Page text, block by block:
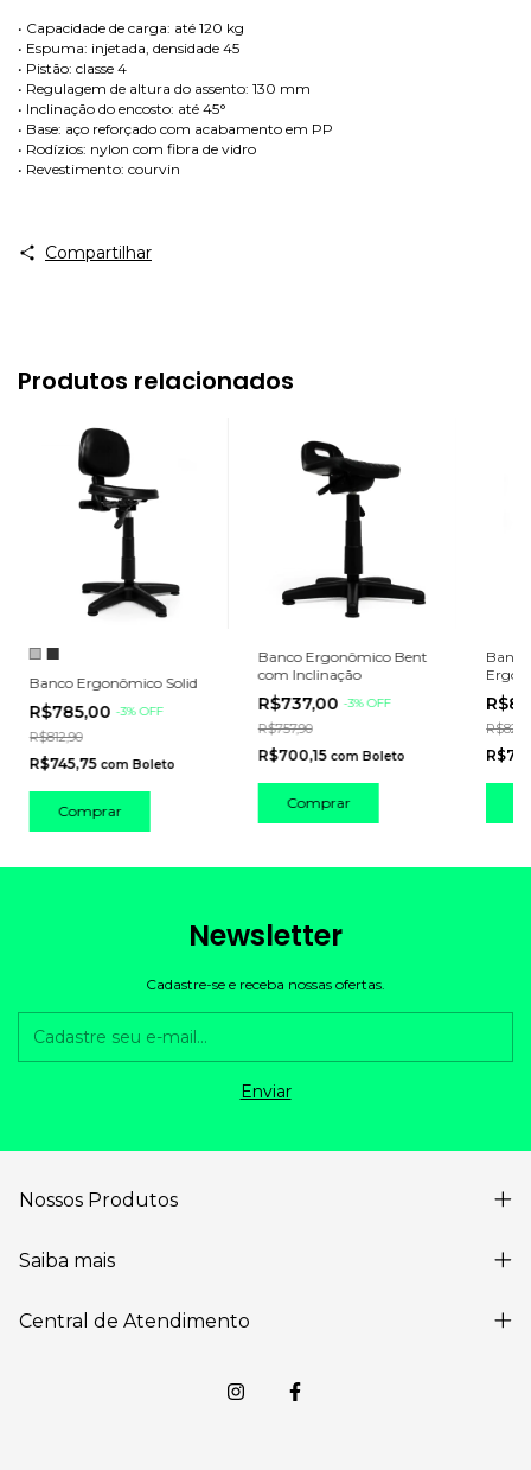
• Capacidade de carga: até 120 kg
• Espuma: injetada, densidade 45
• Pistão: classe 4
• Regulagem de altura do assento: 130 mm
• Inclinação do encosto: até 45°
• Base: aço reforçado com acabamento em PP
• Rodízios: nylon com fibra de vidro
• Revestimento: courvin
Compartilhar
Produtos relacionados
Banco Ergonômico Solid
R$785,00 -3%OFF
R$812,90
R$745,75 com Boleto
Comprar
Banco Ergonômico Bent
com Inclinação
R$737,00 -3%OFF
R$757,90
R$700,15 com Boleto
Newsletter
Cadastre-se e receba nossas ofertas.
Nossos Produtos
Saiba mais
Central de Atendimento